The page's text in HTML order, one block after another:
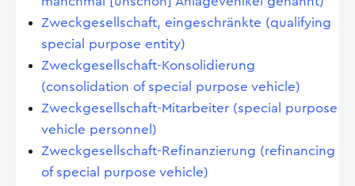
Zweckgesellschaft, eingeschränkte (qualifying
special purpose entity)
Zweckgesellschaft-Konsolidierung
(consolidation of special purpose vehicle)
Zweckgesellschaft-Mitarbeiter (special purpose
vehicle personnel)
Zweckgesellschaft-Refinanzierung (refinancing
of special purpose vehicle)